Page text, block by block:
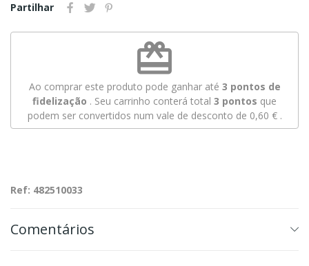
Partilhar
redeem
Ao comprar este produto pode ganhar até 3 pontos de
fidelização . Seu carrinho conterá total 3 pontos que
podem ser convertidos num vale de desconto de 0,60 €.
Ref: 482510033
Comentários